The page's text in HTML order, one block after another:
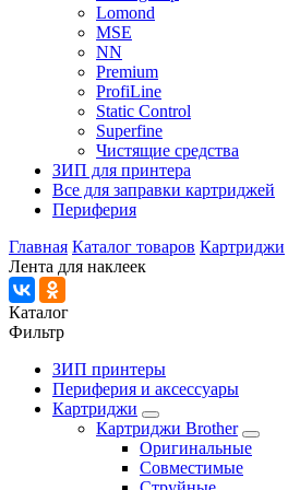
Lomond
MSE
NN
Premium
ProfiLine
Static Control
Superfine
Чистящие средства
ЗИП для принтера
Все для заправки картриджей
Периферия
Главная Каталог товаров Картриджи
Лента для наклеек
Каталог
Фильтр
ЗИП принтеры
Периферия и аксессуары
Картриджи
Картриджи Brother
Оригинальные
Совместимые